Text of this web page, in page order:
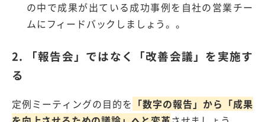
の中で成果が出ている成功事例を自社の営業チー
ムにフィードバックしましょう。。
2. 「報告会」ではなく「改善会議」を実施す
る
定例ミーティングの目的を 「数字の報告」から「成果